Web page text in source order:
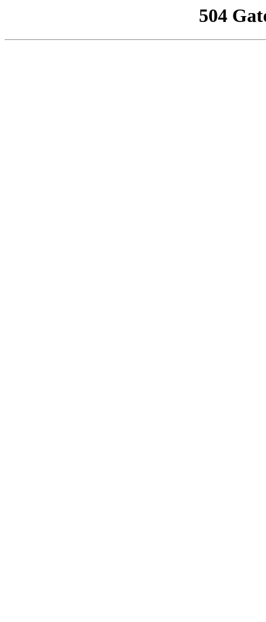
504